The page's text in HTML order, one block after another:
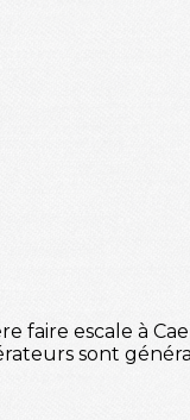
faire escale à
sont